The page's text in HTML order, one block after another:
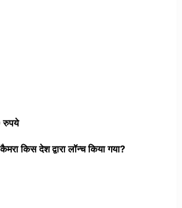
रुपये
किस देश द्वारा लॉन्च किया गया?